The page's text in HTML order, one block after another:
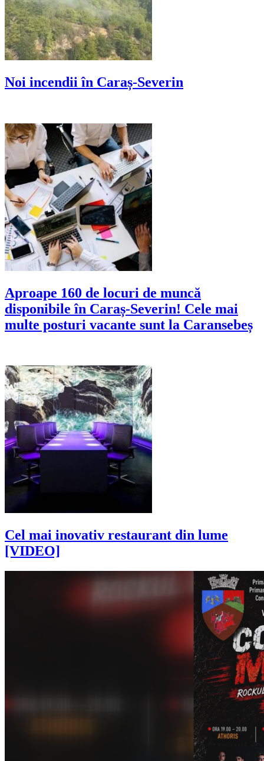
Noi incendii în Caraș-Severin
Aproape 160 de locuri de muncă
disponibile în Caraș-Severin! Cele mai
multe posturi vacante sunt la Caransebeș
Cel mai inovativ restaurant din lume
[VIDEO]